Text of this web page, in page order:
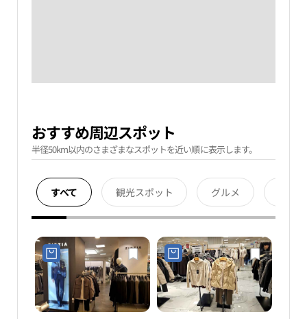
おすすめ周辺スポット
半径50km以内のさまざまなスポットを近い順に表示します。
すべて 観光スポット グルメ